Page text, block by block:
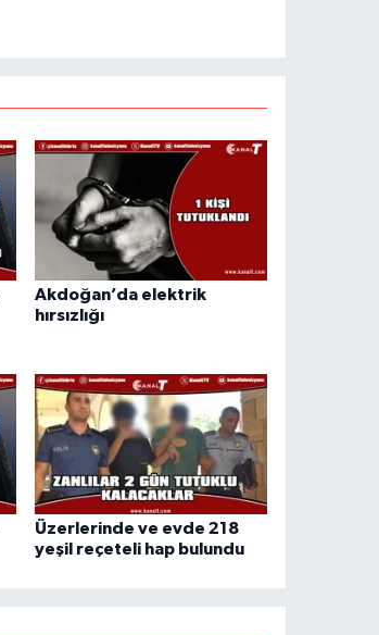
Akdoğan’da elektrik
hırsızlığı
Üzerlerinde ve evde 218
yeşil reçeteli hap bulundu